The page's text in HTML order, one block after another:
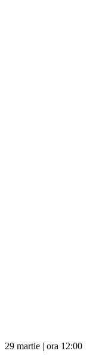
29 martie | ora 12:00